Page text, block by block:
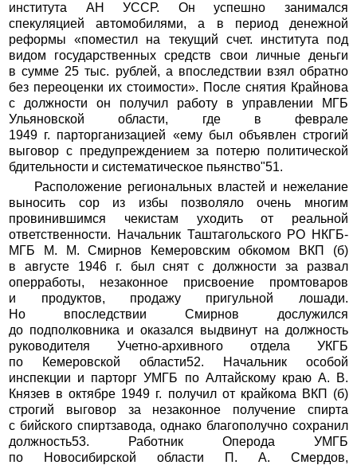
института АН УССР. Он успешно занимался
спекуляцией автомобилями, а в период денежной
реформы «поместил на текущий счет. института под
видом государственных средств свои личные деньги
в сумме 25 тыс. рублей, а впоследствии взял обратно
без переоценки их стоимости». После снятия Крайнова
с должности он получил работу в управлении МГБ
Ульяновской области, где в феврале
1949 г. парторганизацией «ему был объявлен строгий
выговор с предупреждением за потерю политической
бдительности и систематическое пьянство"51.
Расположение региональных властей и нежелание
выносить сор из избы позволяло очень многим
провинившимся чекистам уходить от реальной
ответственности. Начальник Таштагольского РО НКГБ-
МГБ М. М. Смирнов Кемеровским обкомом ВКП (б)
в августе 1946 г. был снят с должности за развал
оперработы, незаконное присвоение промтоваров
и продуктов, продажу пригульной лошади.
Но впоследствии Смирнов дослужился
до подполковника и оказался выдвинут на должность
руководителя Учетно-архивного отдела УКГБ
по Кемеровской области52. Начальник особой
инспекции и парторг УМГБ по Алтайскому краю А. В.
Князев в октябре 1949 г. получил от крайкома ВКП (б)
строгий выговор за незаконное получение спирта
с бийского спиртзавода, однако благополучно сохранил
должность53. Работник Оперода УМГБ
по Новосибирской области П. А. Смердов,